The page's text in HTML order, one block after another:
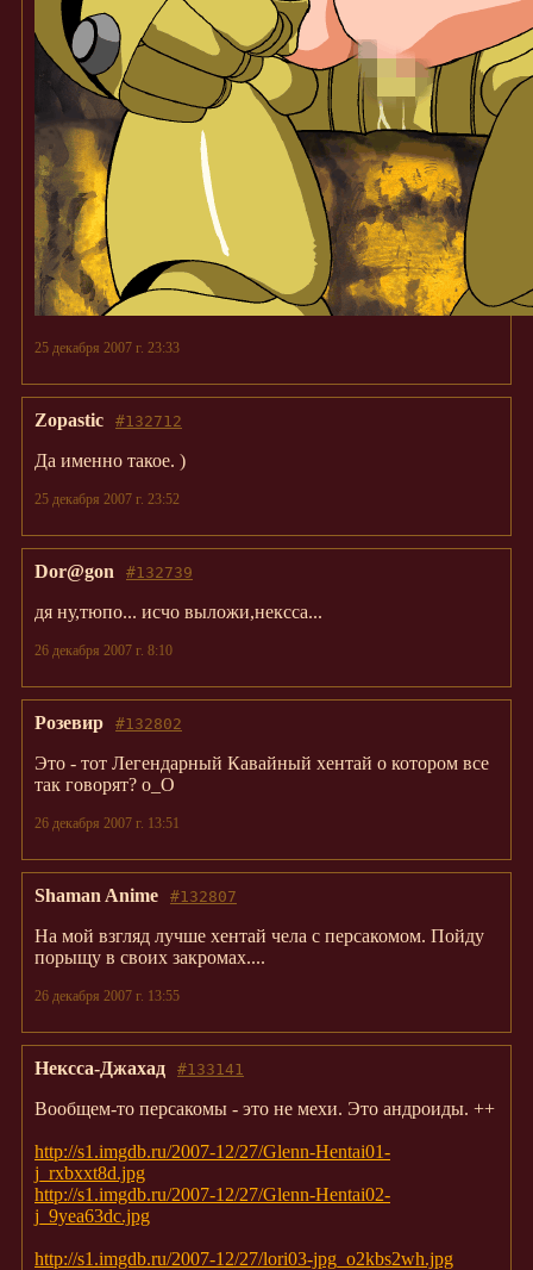
25 декабря 2007 г. 23:33
#132712
Zopastic
Да именно такое. )
25 декабря 2007 г. 23:52
#132739
Dor@gon
дя ну,тюпо... исчо выложи,нексса...
26 декабря 2007 г. 8:10
#132802
Розевир
Это - тот Легендарный Кавайный хентай о котором все
так говорят? o_O
26 декабря 2007 г. 13:51
#132807
Shaman Anime
На мой взгляд лучше хентай чела с персакомом. Пойду
порыщу в своих закромах....
26 декабря 2007 г. 13:55
#133141
Нексса-Джахад
Вообщем-то персакомы - это не мехи. Это андроиды. ++
http://s1.imgdb.ru/2007-12/27/Glenn-Hentai01-
j_rxbxxt8d.jpg
http://s1.imgdb.ru/2007-12/27/Glenn-Hentai02-
j_9yea63dc.jpg
http://s1.imgdb.ru/2007-12/27/lori03-jpg_o2kbs2wh.jpg